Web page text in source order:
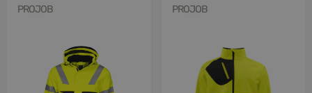
PROJOB PROJOB